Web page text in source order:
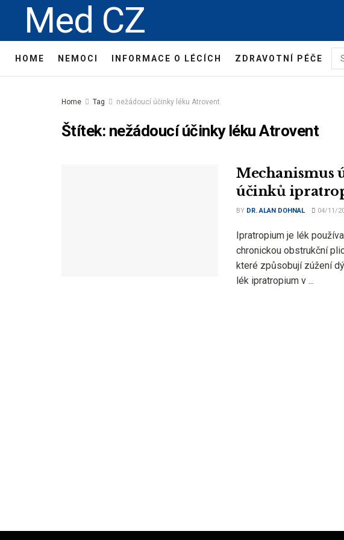
Med CZ
HOME NEMOCI INFORMACE O LÉCÍCH ZDRAVOTNÍ PÉČE
Home Tag nežádoucí účinky léku Atrovent
Štítek: nežádoucí účinky léku Atrovent
Mechanismus
účinků
BY DR. ALAN DOHNAL 04/11/
Ipratropium je lék
chronickou obstrukční
které způsobují zúžení
lék ipratropium v ...